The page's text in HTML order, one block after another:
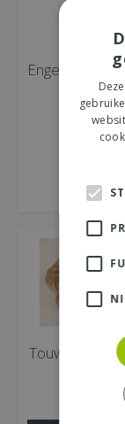
Engelenhaar,
20
€1 ,49
MEER
Touw, b 2
19